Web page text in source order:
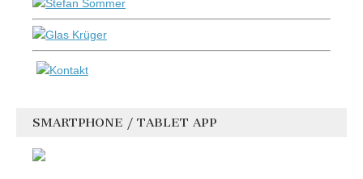
SMARTPHONE / TABLET APP